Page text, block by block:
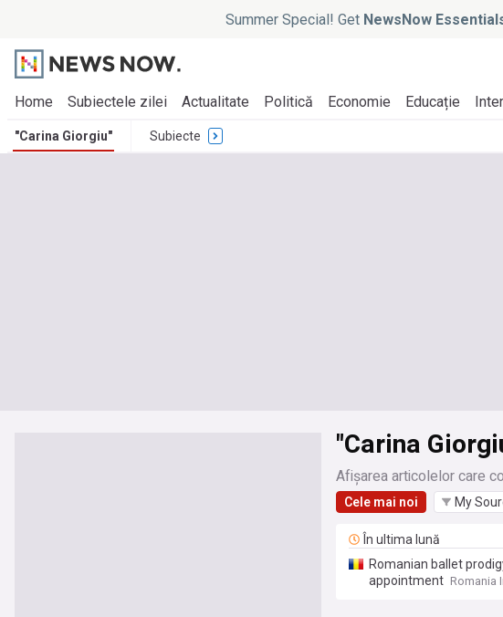
Summer Special! Get NewsNow
Home Subiectele zilei Actualitate Politică Economie Educație
"Carina Giorgiu" Subiecte
"Carina
Afișarea articolelor care
Cele mai noi My
În ultima lună
Romanian ballet
appointment Romania